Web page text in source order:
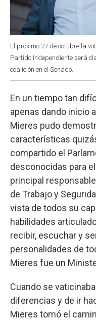
El próximo 27 de octubre la
Partido Independiente será
coalición en el Senado.
En un tiempo tan
apenas dando inicio
Mieres pudo
características
compartido el
desconocidas para
principal
de Trabajo y
vista de todos su
habilidades
recibir, escuchar y
personalidades de
Mieres fue un
Cuando se
diferencias y de ir
Mieres tomó el